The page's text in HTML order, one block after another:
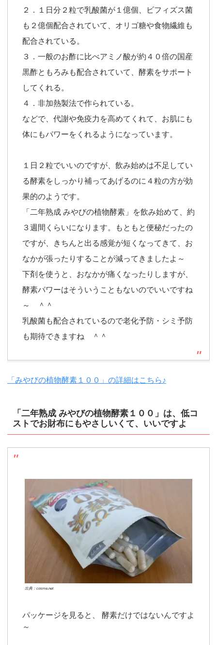
２．１日分２粒で乳酸菌が１億個、ビフィズス菌
も２億個配合されていて、オリゴ糖や食物繊維も
配合されている。
３．一般のお酢に比べアミノ酸が約４０倍の国産
黒酢ともろみも配合されていて、酵素をサポート
してくれる。
４．非加熱製法で作られている。
などで、代謝や免疫力を高めてくれて、お肌にも
体にもパワーをくれるようになっています。
１日２粒でいいのですが、飲み始めは不足してい
る酵素をしっかり補ってあげるのに４粒の方が効
果的のようです。
「二年熟成 みやびの植物酵素」を飲み始めて、約
３週間くらいになります。もともと便秘だったの
ですが、きちんと出る感覚が短くなってきて、お
なかが張ったりすることが減ってきましたよ～
下剤を使うと、おなかが痛くなったりしますが、
酵素パワーはそういうこともないのでいいですね
～ ＾＾
乳酸菌も配合されているので老化予防・シミ予防
も期待できますね ＾＾
「みやびの植物酵素１００」の詳細はこちら♪
「二年熟成 みやびの植物酵素１００」は、低コ
ストでお財布にもやさしいくて、いいですよ
出典：cosme.net
パッケージを見ると、 酵素だけではないんですよ
～